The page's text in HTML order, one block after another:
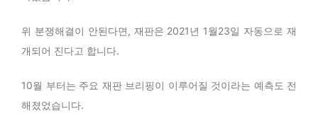
위 분쟁해결이 안된다면, 재판은 2021년 1월23일 자동으로 재
개되어 진다고 합니다.
10월 부터는 주요 재판 브리핑이 이루어질 것이라는 예측도 전
해졌었습니다.